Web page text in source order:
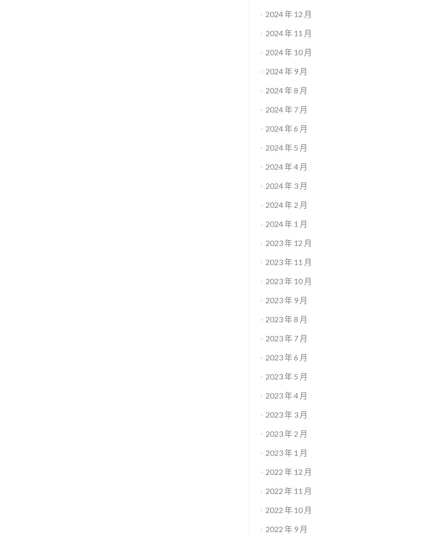
2024 年 12 月
2024 年 11 月
2024 年 10 月
2024 年 9 月
2024 年 8 月
2024 年 7 月
2024 年 6 月
2024 年 5 月
2024 年 4 月
2024 年 3 月
2024 年 2 月
2024 年 1 月
2023 年 12 月
2023 年 11 月
2023 年 10 月
2023 年 9 月
2023 年 8 月
2023 年 7 月
2023 年 6 月
2023 年 5 月
2023 年 4 月
2023 年 3 月
2023 年 2 月
2023 年 1 月
2022 年 12 月
2022 年 11 月
2022 年 10 月
2022 年 9 月